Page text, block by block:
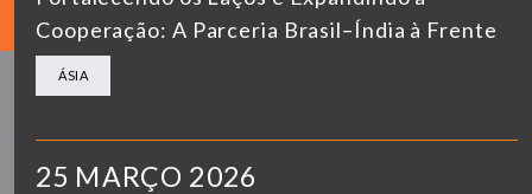
Cooperação: A Parceria Brasil–Índia à Frente
ÁSIA
25 MARÇO 2026